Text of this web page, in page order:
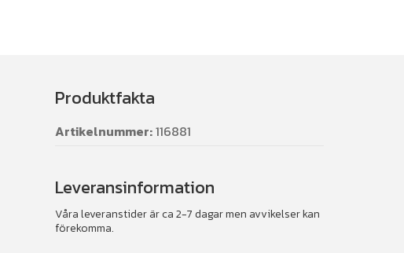
Produktfakta
Artikelnummer:116881
Leveransinformation
Våra leveranstider är ca 2-7 dagar men avvikelser kan
förekomma.